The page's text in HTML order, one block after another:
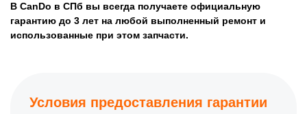
В CanDo в СПб вы всегда получаете официальную
гарантию до 3 лет на любой выполненный ремонт и
использованные при этом запчасти.
Условия предоставления гарантии